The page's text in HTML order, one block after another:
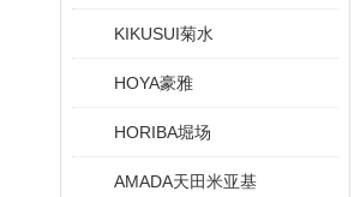
KIKUSUI菊水
HOYA豪雅
HORIBA堀场
AMADA天田米亚基